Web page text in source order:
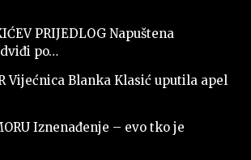
PRIJEDLOG Napuštena
po…
Vijećnica Blanka Klasić uputila apel
Iznenađenje – evo tko je